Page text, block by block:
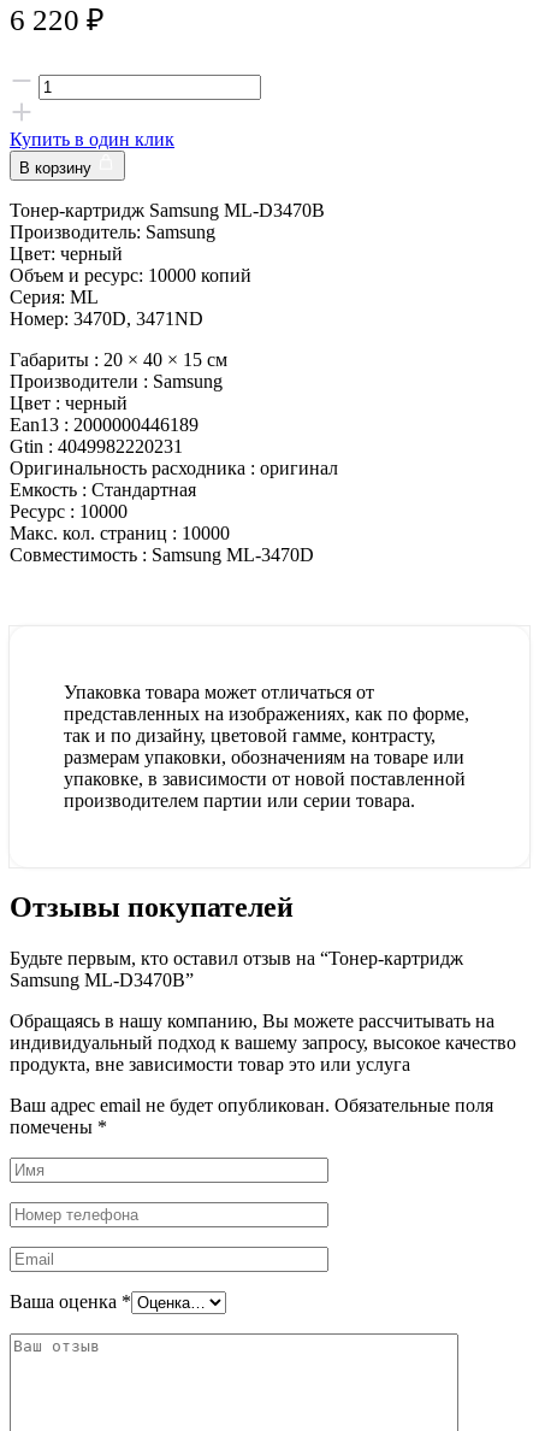
6 220 ₽
Купить в один клик
В корзину
Тонер-картридж Samsung ML-D3470B
Производитель: Samsung
Цвет: черный
Объем и ресурс: 10000 копий
Серия: ML
Номер: 3470D, 3471ND
Габариты : 20 × 40 × 15 см
Производители : Samsung
Цвет : черный
Ean13 : 2000000446189
Gtin : 4049982220231
Оригинальность расходника : оригинал
Емкость : Стандартная
Ресурс : 10000
Макс. кол. страниц : 10000
Совместимость : Samsung ML-3470D
Упаковка товара может отличаться от
представленных на изображениях, как по форме,
так и по дизайну, цветовой гамме, контрасту,
размерам упаковки, обозначениям на товаре или
упаковке, в зависимости от новой поставленной
производителем партии или серии товара.
Отзывы покупателей
Будьте первым, кто оставил отзыв на “Тонер-картридж
Samsung ML-D3470B”
Обращаясь в нашу компанию, Вы можете рассчитывать на
индивидуальный подход к вашему запросу, высокое качество
продукта, вне зависимости товар это или услуга
Ваш адрес email не будет опубликован. Обязательные поля
помечены *
Ваша оценка *